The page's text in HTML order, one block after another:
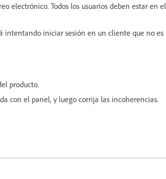
electrónico. Todos los usuarios deben estar en el
intentando iniciar sesión en un cliente que no es
producto.
con el panel, y luego corrija las incoherencias.